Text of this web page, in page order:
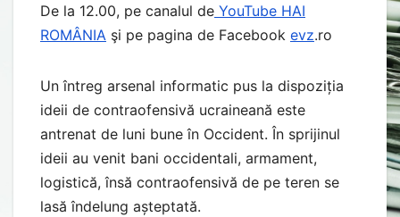
De la 12.00, pe canalul de YouTube HAI
ROMÂNIA şi pe pagina de Facebook evz.ro
Un întreg arsenal informatic pus la dispoziția
ideii de contraofensivă ucraineană este
antrenat de luni bune în Occident. În sprijinul
ideii au venit bani occidentali, armament,
logistică, însă contraofensivă de pe teren se
lasă îndelung așteptată.